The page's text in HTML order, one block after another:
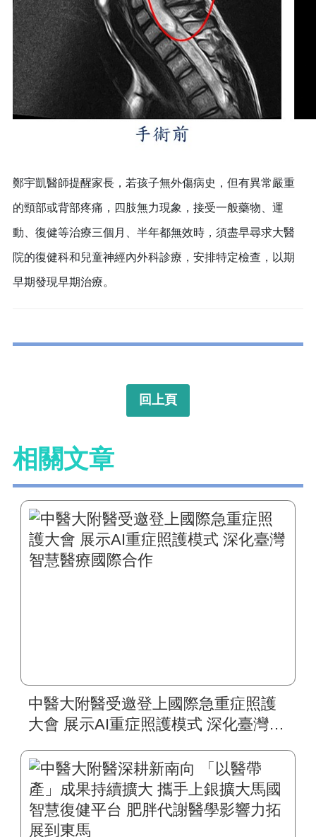
鄭宇凱醫師提醒家長，若孩子無外傷病史，但有異常嚴重
的頸部或背部疼痛，四肢無力現象，接受一般藥物、運
動、復健等治療三個月、半年都無效時，須盡早尋求大醫
院的復健科和兒童神經內外科診療，安排特定檢查，以期
早期發現早期治療。
回上頁
相關文章
中醫大附醫受邀登上國際急重症照護
大會 展示AI重症照護模式 深化臺灣智